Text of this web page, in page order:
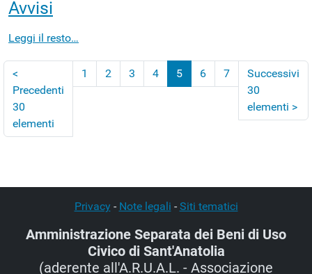
Avvisi
Leggi il resto…
<
Precedenti
30
elementi
1 2 3 4
5
6 7
Successivi
30
elementi >
Privacy- Note legali - Siti tematici
Amministrazione Separata dei Beni di Uso
Civico di Sant'Anatolia
(aderente all'A.R.U.A.L. - Associazione